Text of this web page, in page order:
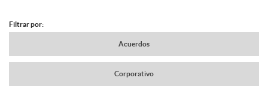
N
Filtrar por:
Acuerdos
Corporativo